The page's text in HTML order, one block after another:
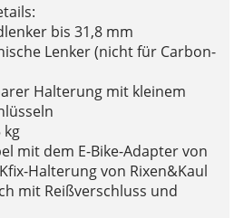
bis 31,8 mm
Lenker (nicht für Carbon-
Halterung mit kleinem
kg
mit dem E-Bike-Adapter von
Halterung von Rixen&Kaul
mit Reißverschluss und